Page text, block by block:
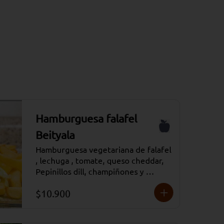
Hamburguesa falafel
Beityala
Hamburguesa vegetariana de falafel
, lechuga , tomate, queso cheddar,
Pepinillos dill, champiñones y
Moros, acompañada de papas fritas
$10.900